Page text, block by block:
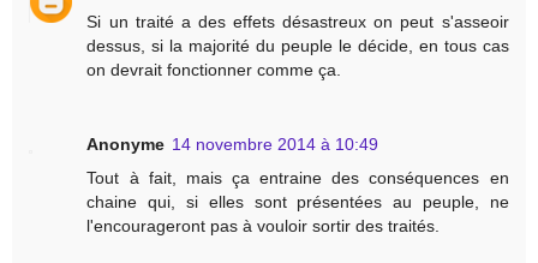
Si un traité a des effets désastreux on peut s'asseoir
dessus, si la majorité du peuple le décide, en tous cas
on devrait fonctionner comme ça.
Anonyme 14 novembre 2014 à 10:49
Tout à fait, mais ça entraine des conséquences en
chaine qui, si elles sont présentées au peuple, ne
l'encourageront pas à vouloir sortir des traités.